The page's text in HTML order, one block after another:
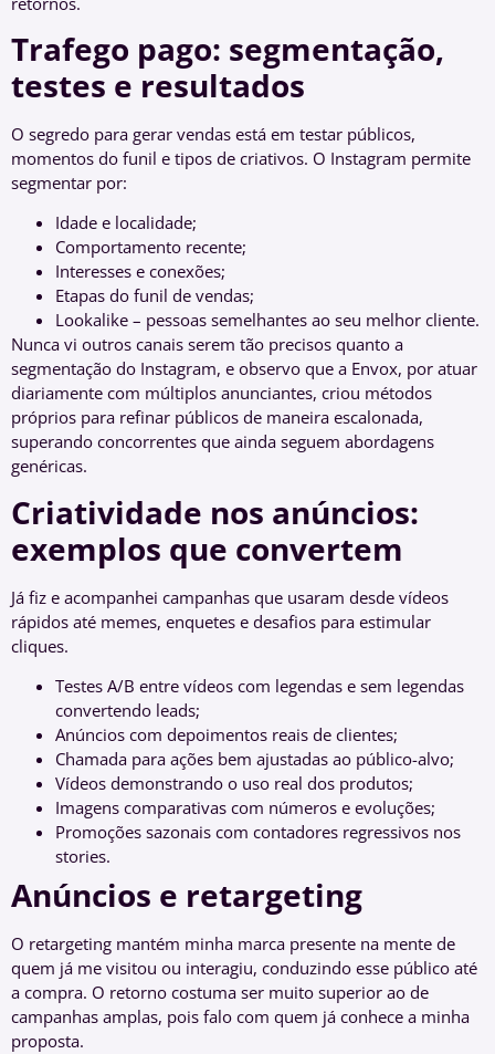
Trafego pago: segmentação,
testes e resultados
O segredo para gerar vendas está em testar públicos,
momentos do funil e tipos de criativos. O Instagram permite
segmentar por:
Idade e localidade;
Comportamento recente;
Interesses e conexões;
Etapas do funil de vendas;
Lookalike – pessoas semelhantes ao seu melhor cliente.
Nunca vi outros canais serem tão precisos quanto a
segmentação do Instagram, e observo que a Envox, por atuar
diariamente com múltiplos anunciantes, criou métodos
próprios para refinar públicos de maneira escalonada,
superando concorrentes que ainda seguem abordagens
genéricas.
Criatividade nos anúncios:
exemplos que convertem
Já fiz e acompanhei campanhas que usaram desde vídeos
rápidos até memes, enquetes e desafios para estimular
cliques.
Testes A/B entre vídeos com legendas e sem legendas
convertendo leads;
Anúncios com depoimentos reais de clientes;
Chamada para ações bem ajustadas ao público-alvo;
Vídeos demonstrando o uso real dos produtos;
Imagens comparativas com números e evoluções;
Promoções sazonais com contadores regressivos nos
stories.
Anúncios e retargeting
O retargeting mantém minha marca presente na mente de
quem já me visitou ou interagiu, conduzindo esse público até
a compra. O retorno costuma ser muito superior ao de
campanhas amplas, pois falo com quem já conhece a minha
proposta.